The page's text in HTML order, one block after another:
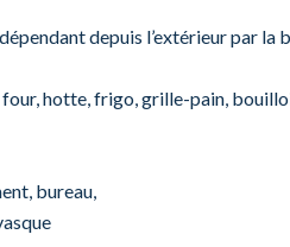
depuis l’extérieur par la
hotte, frigo, grille-pain,
bureau,